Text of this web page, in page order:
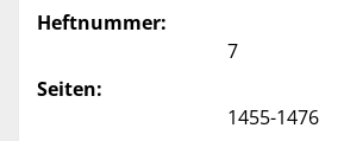
Heftnummer:
7
Seiten:
1455-1476